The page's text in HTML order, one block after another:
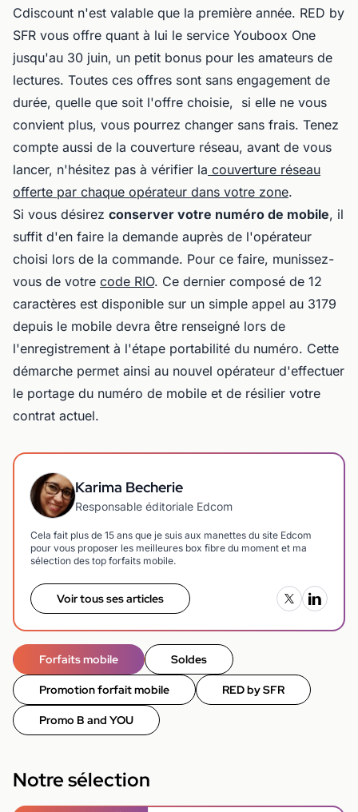
Cdiscount n'est valable que la première année. RED by
SFR vous offre quant à lui le service Youboox One
jusqu'au 30 juin, un petit bonus pour les amateurs de
lectures. Toutes ces offres sont sans engagement de
durée, quelle que soit l'offre choisie, si elle ne vous
convient plus, vous pourrez changer sans frais. Tenez
compte aussi de la couverture réseau, avant de vous
lancer, n'hésitez pas à vérifier la couverture réseau
offerte par chaque opérateur dans votre zone.
Si vous désirez conserver votre numéro de mobile, il
suffit d'en faire la demande auprès de l'opérateur
choisi lors de la commande. Pour ce faire, munissez-
vous de votre code RIO. Ce dernier composé de 12
caractères est disponible sur un simple appel au 3179
depuis le mobile devra être renseigné lors de
l'enregistrement à l'étape portabilité du numéro. Cette
démarche permet ainsi au nouvel opérateur d'effectuer
le portage du numéro de mobile et de résilier votre
contrat actuel.
Karima Becherie
Responsable éditoriale Edcom
Cela fait plus de 15 ans que je suis aux manettes du site Edcom
pour vous proposer les meilleures box fibre du moment et ma
sélection des top forfaits mobile.
Voir tous ses articles
Forfaits mobile Soldes
Promotion forfait mobile RED by SFR
Promo B and YOU
Notre sélection